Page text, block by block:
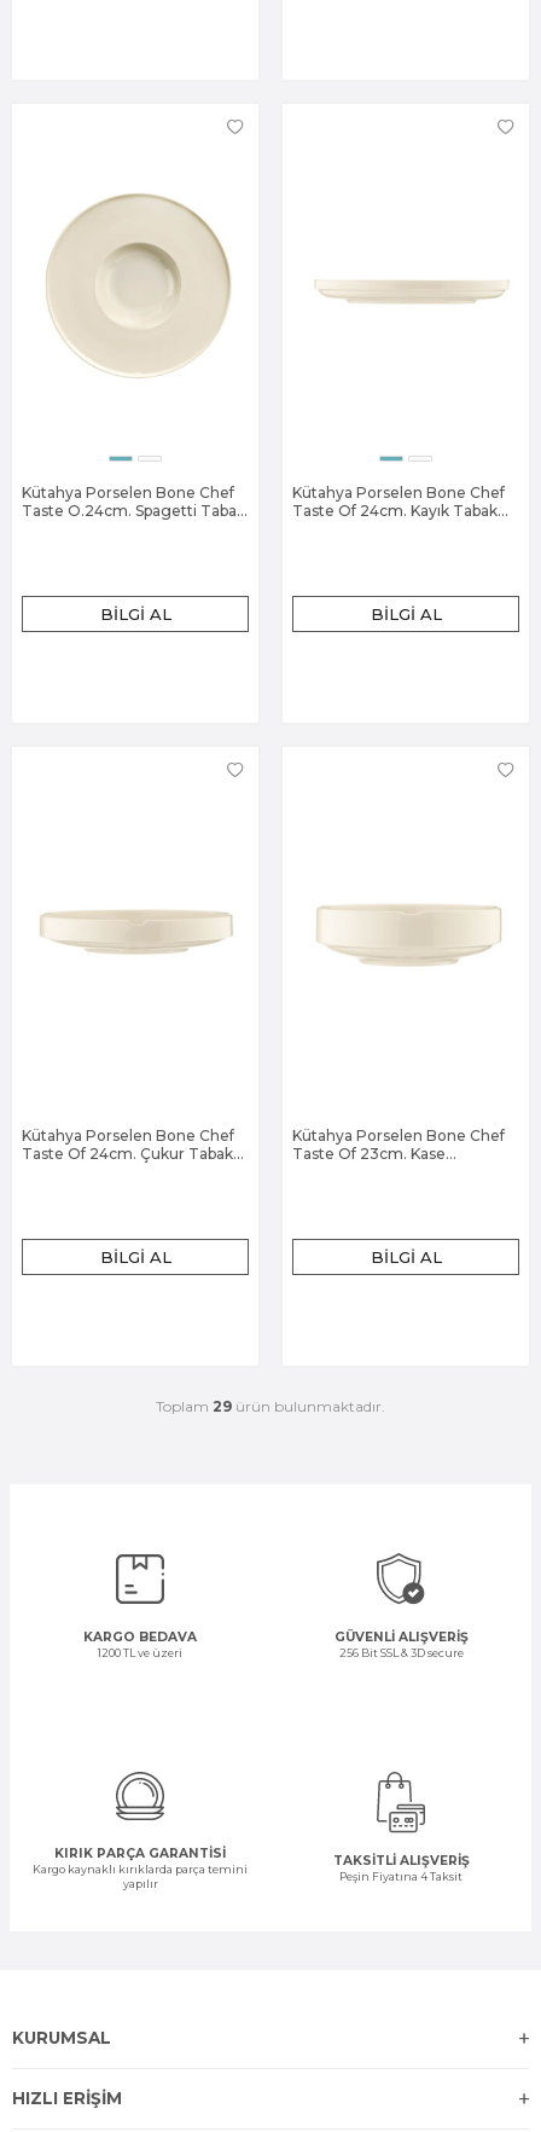
Kütahya Porselen Bone Chef
Taste O.24cm. Spagetti Tabak
BILGI AL
Kütahya Porselen Bone Chef
Taste Of 24cm. Kayık Tabak
BILGI AL
Kütahya Porselen Bone Chef
Taste Of 24cm. Çukur Tabak
BILGI AL
Kütahya Porselen Bone Chef
Taste Of 23cm. Kase
BILGI AL
Toplam 29 ürün bulunmaktadır.
KARGO BEDAVA
1200 TL ve üzeri
GÜVENLİ ALIŞVERİŞ
256 Bit SSL & 3D secure
KIRIK PARÇA GARANTİSİ
Kargo kaynaklı kırıklarda parça temini
yapılır
TAKSİTLİ ALIŞVERİŞ
Peşin Fiyatına 4 Taksit
KURUMSAL
HIZLI ERİŞİM